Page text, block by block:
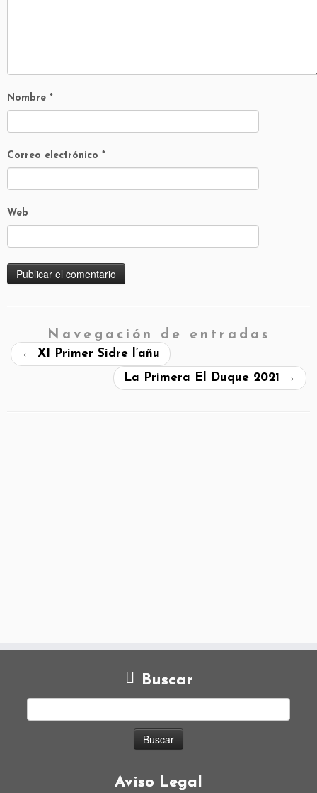
Nombre *
Correo electrónico *
Web
Navegación de entradas
← XI Primer Sidre l’añu
La Primera El Duque 2021 →
Buscar
Aviso Legal